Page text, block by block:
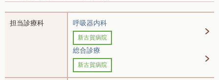
担当診療科 呼吸器内科
新古賀病院
総合診療
新古賀病院